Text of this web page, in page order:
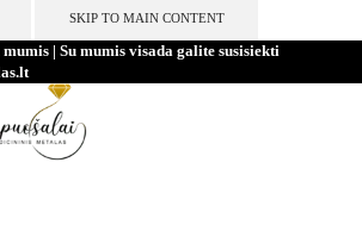
SKIP TO MAIN CONTENT
mumis | Su mumis visada galite susisiekti